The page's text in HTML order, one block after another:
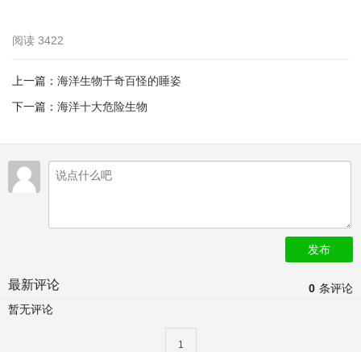
阅读 3422
上一篇： 海洋生物千奇百怪的睡姿
下一篇： 海洋十大危险生物
发布
0 条评论
最新评论
暂无评论
1